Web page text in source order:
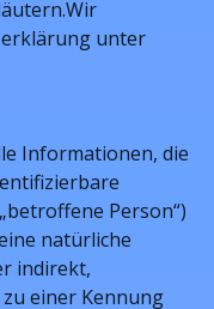
unter
Informationen, die
Person“)
natürliche
indirekt,
einer Kennung